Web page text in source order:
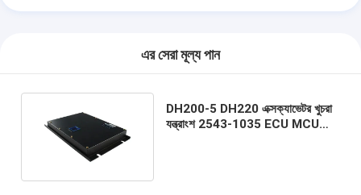
এর সেরা মূল্য পান
DH200-5 DH220 এক্সক্যাভেটর খুচরা
যন্ত্রাংশ 2543-1035 ECU MCU